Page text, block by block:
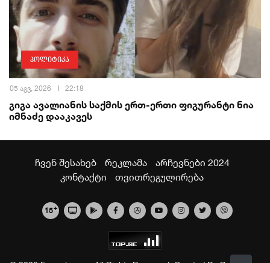
პოლიტიკა
05 აგვ, 2026 22:18
გიგა ავალიანის საქმის ერთ-ერთი ფიგურანტი ნია
იმნაძე დააკავეს
ჩვენ შესახებ რეკლამა
არჩევნები 2024
კონტაქტი
თვითრეგულირება
15+